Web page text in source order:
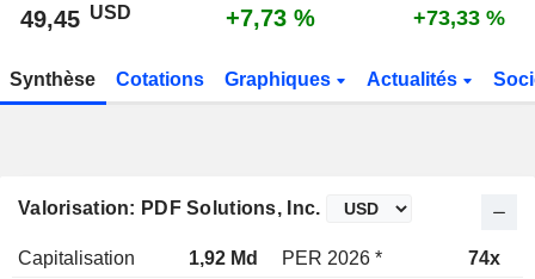
49,45 USD +7,73 % +73,33 %
Synthèse Cotations Graphiques Actualités
Valorisation: PDF Solutions, Inc.
Capitalisation 1,92 Md PER 2026 * 74x